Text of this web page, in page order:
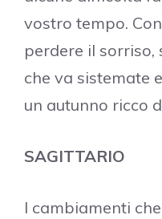
vostro tempo.
perdere il
che va sistemate
un autunno ricco
SAGITTARIO
I cambiamenti